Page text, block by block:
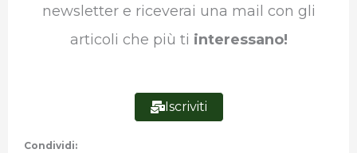
newsletter e riceverai una mail con gli
articoli che più ti interessano!
Iscriviti
Condividi: